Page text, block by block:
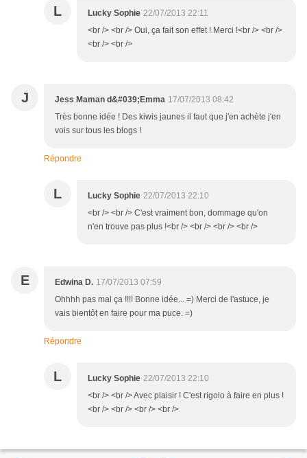
L Lucky Sophie 22/07/2013 22:11
<br /> <br /> Oui, ça fait son effet ! Merci !<br /> <br />
<br /> <br />
J Jess Maman d&#039;Emma 17/07/2013 08:42
Très bonne idée ! Des kiwis jaunes il faut que j'en achète j'en
vois sur tous les blogs !
Répondre
L Lucky Sophie 22/07/2013 22:10
<br /> <br /> C'est vraiment bon, dommage qu'on
n'en trouve pas plus !<br /> <br /> <br /> <br />
E Edwina D. 17/07/2013 07:59
Ohhhh pas mal ça !!!! Bonne idée... =) Merci de l'astuce, je
vais bientôt en faire pour ma puce. =)
Répondre
L Lucky Sophie 22/07/2013 22:10
<br /> <br /> Avec plaisir ! C'est rigolo à faire en plus !
<br /> <br /> <br /> <br />